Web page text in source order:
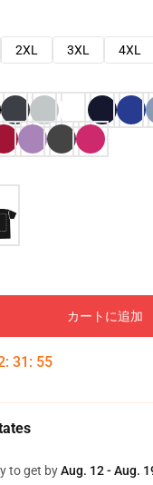
2XL 3XL 4XL
カートに追加
: 31 : 54
to get byAug. 12 - Aug.